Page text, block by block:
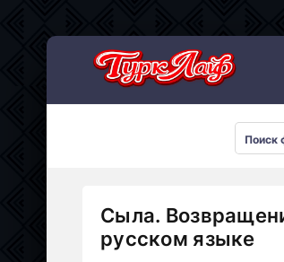
Сыла.
русском языке
Сериалы 2026